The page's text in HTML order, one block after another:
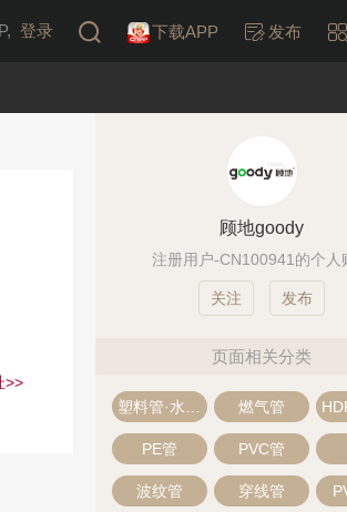
登录 下载APP 发布
>>
顾地goody
注册用户-CN100941的个人
发布
页面相关分类
燃气管
PE管 PVC管
波纹管 穿线管